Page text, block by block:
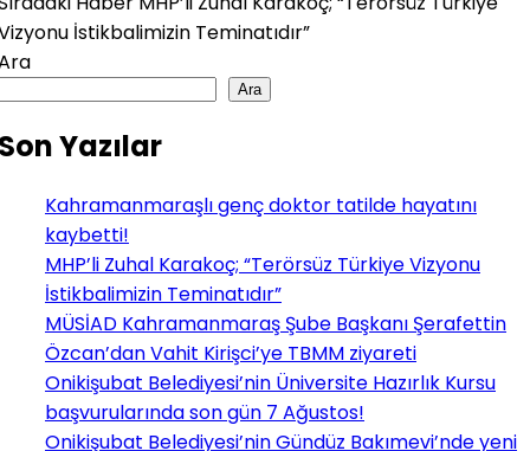
İstikbalimizin Teminatıdır”
Ara
Yazılar
Kahramanmaraşlı genç doktor tatilde hayatını
kaybetti!
MHP’li Zuhal Karakoç; “Terörsüz Türkiye Vizyonu
İstikbalimizin Teminatıdır”
MÜSİAD Kahramanmaraş Şube Başkanı Şerafettin
Özcan’dan Vahit Kirişci’ye TBMM ziyareti
Onikişubat Belediyesi’nin Üniversite Hazırlık Kursu
başvurularında son gün 7 Ağustos!
Onikişubat Belediyesi’nin Gündüz Bakımevi’nde yeni